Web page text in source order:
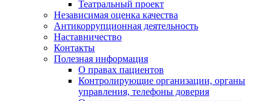
Театральный проект
Независимая оценка качества
Антикоррупционная деятельность
Наставничество
Контакты
Полезная информация
О правах пациентов
Контролирующие организации, органы
управления, телефоны доверия